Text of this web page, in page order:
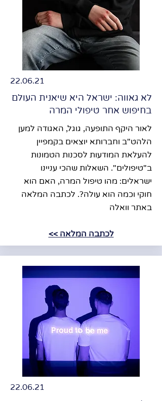
22.06.21
לא גאווה: ישראל היא שיאנית העולם
בחיפוש אחר טיפולי המרה
לאור היקף התופעה, גוגל, האגודה למען
הלהט"ב וחברותא יוצאים בקמפיין
להעלאת המודעות לסכנות הטמונות
ב"טיפולים". השאלות שהכי עניינו
ישראלים: מהו טיפול המרה, האם הוא
חוקי וכמה הוא עולה?. לכתבה המלאה
באתר וואלה
לכתבה המלאה >>
22.06.21